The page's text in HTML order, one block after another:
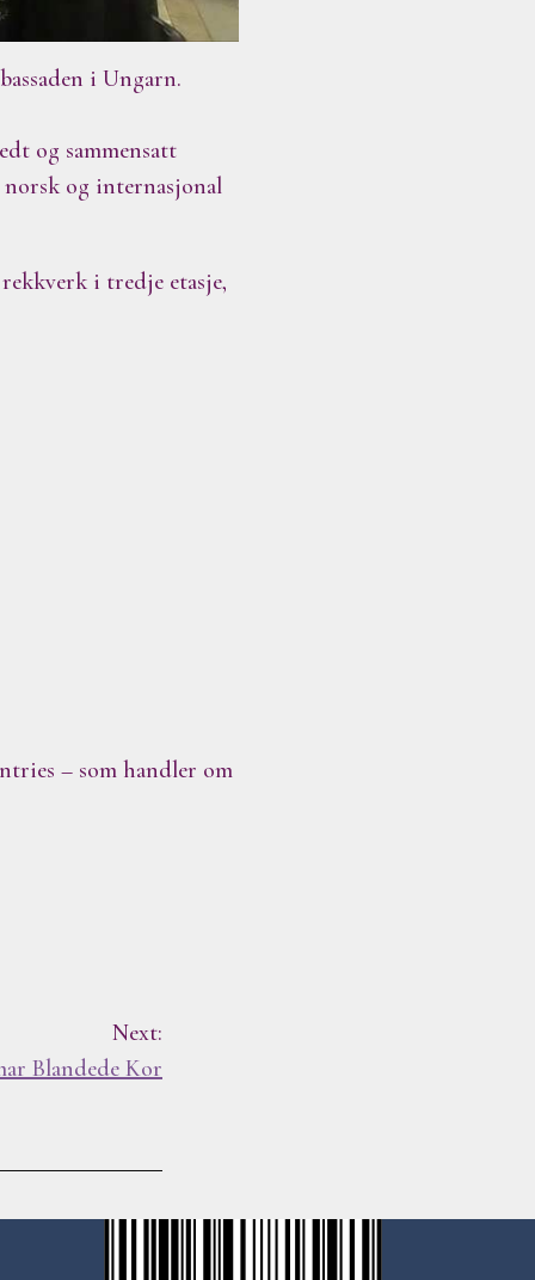
i Ungarn.
og sammensatt
norsk og internasjonal
i tredje etasje,
– som handler om
Next:
Blandede Kor